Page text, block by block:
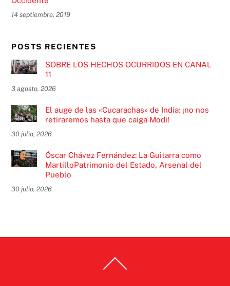
14 septiembre, 2019
POSTS RECIENTES
SOBRE LOS HECHOS OCURRIDOS EN CANAL
11
3 agosto, 2026
El auge de las «Cucarachas» de India: ¡no nos
retiraremos hasta que caiga Modi!
30 julio, 2026
Óscar Chávez Fernández: La Guitarra como
MartilloPatrimonio del Estado, Arsenal del
Pueblo
30 julio, 2026
To